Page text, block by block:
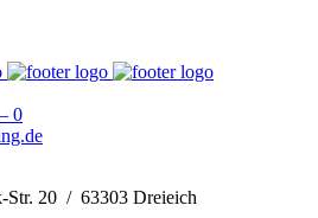
0
20 / 63303 Dreieich